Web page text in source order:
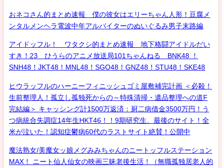
おネコさん的まとめ速報 僕の彼女はエリーちゃん人形！豆腐メ
ンタルメンヘラ電波中年アルバイターのぬいぐるみ男子末路編
アイドッフル！ ワタクシ的まとめ速報 地下格闘アイドルだい
すき！23 ひうらのアニメ放送局101ちゃんねる BNK48 ！
SNH48！JKT48！MNL48！SGO48！GNZ48！STU48！SKE48
ヒウラッフルのハーニーフィニッシュゴミ屋敷補完計画 ＜必殺！
生前整理人！孤立し孤独死からの～特殊清掃・遺品整理への道F
完結編＞ キャッシング計1500万返済：厨二病借金3500万円！う
つ病統合失調症14年生HKT46！！9期研究生、最後のサイト！全
米が泣いた！認知症鬱病60代のラストサイト絶賛！公開中
魔法熟女/美魔女ッ娘メグみみちゃんのニートッフルステーション
MAX！ ニート仙人仙女の映画三昧老後生活！（無職孤独居老人的